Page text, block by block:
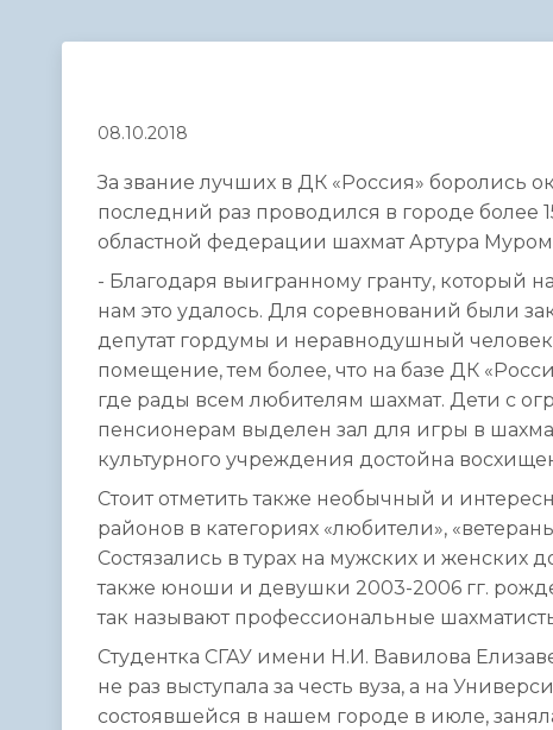
администрации
08.10.2018
За звание лучших в ДК «Россия» боролись
последний раз проводился в городе более
областной федерации шахмат Артура
- Благодаря выигранному гранту, который
нам это удалось. Для соревнований были
депутат гордумы и неравнодушный
помещение, тем более, что на базе ДК
где рады всем любителям шахмат. Дети с
пенсионерам выделен зал для игры в
культурного учреждения достойна
Стоит отметить также необычный и
районов в категориях «любители»,
Состязались в турах на мужских и женских
также юноши и девушки 2003-2006 гг.
так называют профессиональные
Студентка СГАУ имени Н.И. Вавилова
не раз выступала за честь вуза, а на
состоявшейся в нашем городе в июле,